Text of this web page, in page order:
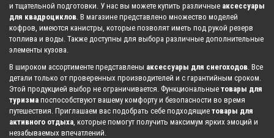
Бендикс стартера Sledex для BRP Ski-Doo
4 171.00 р.
Бендикс стартера Sledex для BRP Ski-Doo
2 971.00 р.
Бендикс стартера Sledex для BRP Ski-Doo
и тщательной подготовки. У нас вы можете купить различные аксессуары
для квадроциклов . В магазине представлено множество моделей
кофров, имеются канистры, которые позволят иметь под рукой резерв
топлива и воды. Также доступны для выбора различные дополнительные
элементы кузова.
В широком ассортименте представлены аксессуары для снегоходов . Все
детали только от проверенных производителей и с гарантийным сроком.
Этой продукцией выбор не ограничивается. Функциональные товары для
туризма поспособствуют вашему комфорту и безопасности во время
путешествия. Приглашаем вас подобрать себе подходящие товары для
активного отдыха , которые помогут получить максимум ярких эмоций и
незабываемых впечатлений.